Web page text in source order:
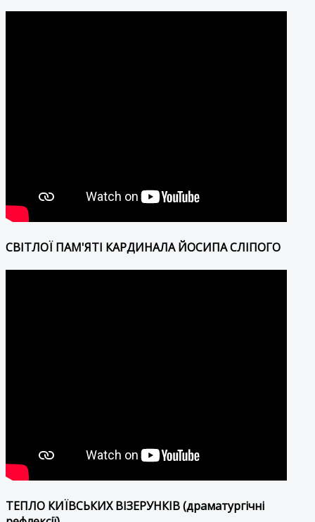
СВІТЛОЇ ПАМ'ЯТІ КАРДИНАЛА ЙОСИПА СЛІПОГО
ТЕПЛО КИЇВСЬКИХ ВІЗЕРУНКІВ (драматургічні